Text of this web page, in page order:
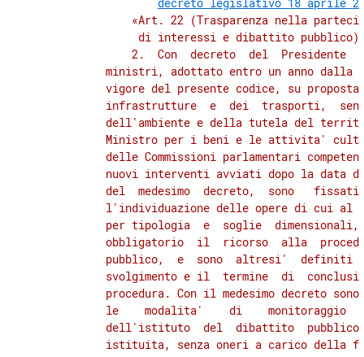
«Art. 22 (Trasparenza nella
di interessi e dibattito
2.  Con  decreto  del  Presidente
ministri, adottato entro un anno dalla
vigore del presente codice, su
infrastrutture  e  dei  trasporti,
dell'ambiente e della tutela del
Ministro per i beni e le attivita'
delle Commissioni parlamentari
nuovi interventi avviati dopo la data
del  medesimo  decreto,  sono
l'individuazione delle opere di cui al
per tipologia  e  soglie
obbligatorio  il  ricorso  alla
pubblico,  e  sono  altresi'  definiti
svolgimento e il  termine  di
procedura. Con il medesimo decreto
le    modalita'    di    monitoraggio
dell'istituto  del  dibattito
istituita, senza oneri a carico della